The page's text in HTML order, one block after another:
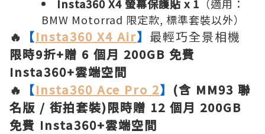
Insta360 X4 螢幕保護貼 x 1 （適用：
BMW Motorrad 限定款, 標準套裝以外）
🔥 【Insta360 X4 Air】 最輕巧全景相機
限時9折+贈 6 個月 200GB 免費
Insta360+雲端空間
🔥
【Insta360 Ace Pro 2】 (含 MM93 聯
名版 / 街拍套裝)限時贈 12 個月 200GB
免費 Insta360+雲端空間